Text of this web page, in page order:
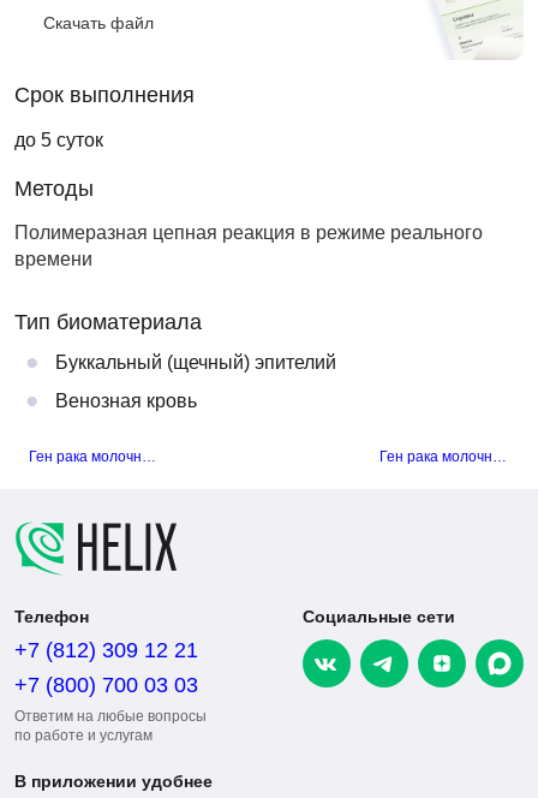
Скачать файл
Срок выполнения
до 5 суток
Методы
Полимеразная цепная реакция в режиме реального
времени
Тип биоматериала
Буккальный (щечный) эпителий
Венозная кровь
Ген рака молочной железы 1 (BRCA1). Выявление мутации 3819delGTAAA (нарушение структуры белка) Ген рака молочной железы 1 (BRCA1). Выявление мутации T300G (нарушение функции белка)
Телефон
+7 (812) 309 12 21
+7 (800) 700 03 03
Ответим на любые вопросы
по работе и услугам
Социальные сети
В приложении удобнее